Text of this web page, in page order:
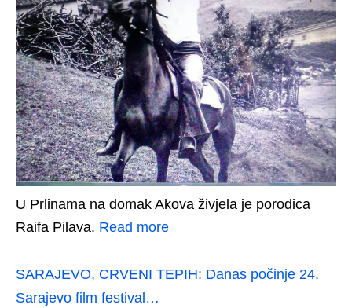
U Prlinama na domak Akova živjela je porodica
Raifa Pilava. Read more
SARAJEVO, CRVENI TEPIH: Danas počinje 24.
Sarajevo film festival…